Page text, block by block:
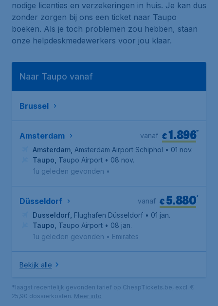
nodige licenties en verzekeringen in huis. Je kan dus
zonder zorgen bij ons een ticket naar Taupo
boeken. Als je toch problemen zou hebben, staan
onze helpdeskmedewerkers voor jou klaar.
Naar Taupo vanaf
Brussel
Amsterdam €1.896*
vanaf
Amsterdam Amsterdam Airport Schiphol • 01 nov.
Taupo Taupo Airport • 08 nov.
1u geleden gevonden •
Düsseldorf €5.880*
vanaf
Dusseldorf Flughafen Düsseldorf • 01 jan.
Taupo Taupo Airport • 08 jan.
1u geleden gevonden • Emirates
Bekijk alle
*laagst recentelijk gevonden tarief op CheapTickets.be, excl. €
25,90 dossierkosten. Meer info